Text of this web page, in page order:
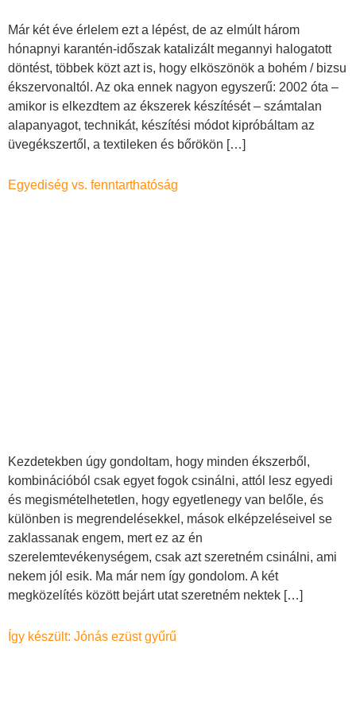
Már két éve érlelem ezt a lépést, de az elmúlt három
hónapnyi karantén-időszak katalizált megannyi halogatott
döntést, többek közt azt is, hogy elköszönök a bohém / bizsu
ékszervonaltól. Az oka ennek nagyon egyszerű: 2002 óta –
amikor is elkezdtem az ékszerek készítését – számtalan
alapanyagot, technikát, készítési módot kipróbáltam az
üvegékszertől, a textileken és bőrökön […]
Egyediség vs. fenntarthatóság
Kezdetekben úgy gondoltam, hogy minden ékszerből,
kombinációból csak egyet fogok csinálni, attól lesz egyedi
és megismételhetetlen, hogy egyetlenegy van belőle, és
különben is megrendelésekkel, mások elképzeléseivel se
zaklassanak engem, mert ez az én
szerelemtevékenységem, csak azt szeretném csinálni, ami
nekem jól esik. Ma már nem így gondolom. A két
megközelítés között bejárt utat szeretném nektek […]
Így készült: Jónás ezüst gyűrű